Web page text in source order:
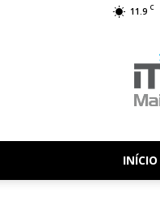
11.9 C
INÍCIO